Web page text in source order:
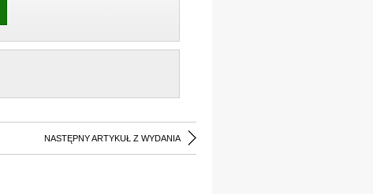
NASTĘPNY ARTYKUŁ Z WYDANIA